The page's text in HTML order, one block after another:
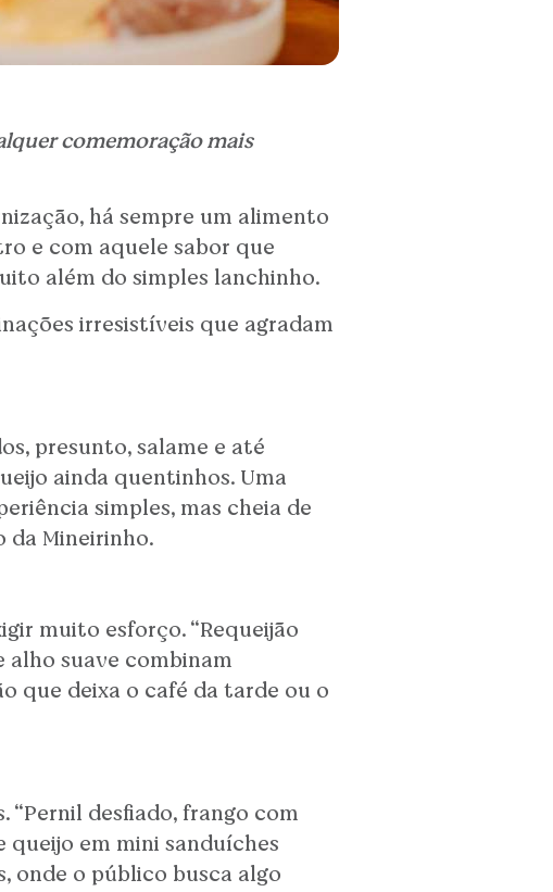
comemoração mais
há sempre um alimento
e com aquele sabor que
além do simples lanchinho.
irresistíveis que agradam
presunto, salame e até
ainda quentinhos. Uma
simples, mas cheia de
da Mineirinho.
muito esforço. “Requeijão
suave combinam
que deixa o café da tarde ou o
“Pernil desfiado, frango com
em mini sanduíches
onde o público busca algo